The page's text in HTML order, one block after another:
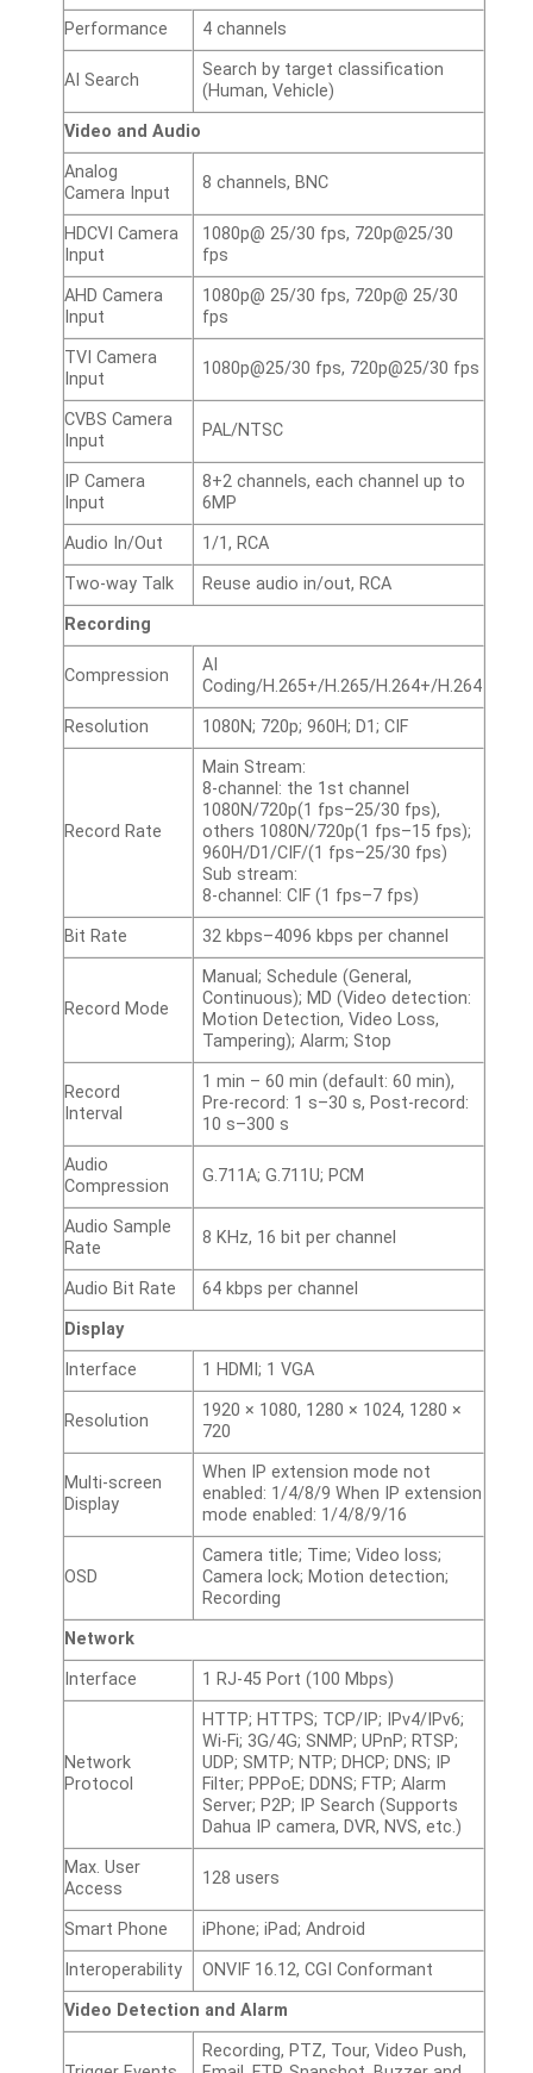
Performance
4 channels
AI Search
Search by target classification
(Human, Vehicle)
Video and Audio
Analog
Camera Input
8 channels, BNC
HDCVI Camera
Input
1080p@ 25/30 fps, 720p@25/30
fps
AHD Camera
Input
1080p@ 25/30 fps, 720p@ 25/30
fps
TVI Camera
Input
1080p@25/30 fps, 720p@25/30 fps
CVBS Camera
Input
PAL/NTSC
IP Camera
Input
8+2 channels, each channel up to
6MP
Audio In/Out
1/1, RCA
Two-way Talk
Reuse audio in/out, RCA
Recording
Compression
AI
Coding/H.265+/H.265/H.264+/H.264
Resolution
1080N; 720p; 960H; D1; CIF
Record Rate
Main Stream:
8-channel: the 1st channel
1080N/720p(1 fps–25/30 fps),
others 1080N/720p(1 fps–15 fps);
960H/D1/CIF/(1 fps–25/30 fps)
Sub stream:
8-channel: CIF (1 fps–7 fps)
Bit Rate
32 kbps–4096 kbps per channel
Record Mode
Manual; Schedule (General,
Continuous); MD (Video detection:
Motion Detection, Video Loss,
Tampering); Alarm; Stop
Record
Interval
1 min – 60 min (default: 60 min),
Pre-record: 1 s–30 s, Post-record:
10 s–300 s
Audio
Compression
G.711A; G.711U; PCM
Audio Sample
Rate
8 KHz, 16 bit per channel
Audio Bit Rate
64 kbps per channel
Display
Interface
1 HDMI; 1 VGA
Resolution
1920 × 1080, 1280 × 1024, 1280 ×
720
Multi-screen
Display
When IP extension mode not
enabled: 1/4/8/9 When IP extension
mode enabled: 1/4/8/9/16
OSD
Camera title; Time; Video loss;
Camera lock; Motion detection;
Recording
Network
Interface
1 RJ-45 Port (100 Mbps)
Network
Protocol
HTTP; HTTPS; TCP/IP; IPv4/IPv6;
Wi-Fi; 3G/4G; SNMP; UPnP; RTSP;
UDP; SMTP; NTP; DHCP; DNS; IP
Filter; PPPoE; DDNS; FTP; Alarm
Server; P2P; IP Search (Supports
Dahua IP camera, DVR, NVS, etc.)
Max. User
Access
128 users
Smart Phone
iPhone; iPad; Android
Interoperability
ONVIF 16.12, CGI Conformant
Video Detection and Alarm
Recording, PTZ, Tour, Video Push,